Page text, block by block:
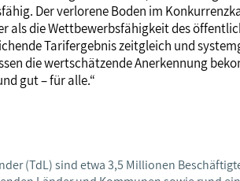
Der verlorene Boden im
als die Wettbewerbsfähigkeit des
Tarifergebnis zeitgleich und
die wertschätzende Anerkennung
gut – für alle.“
(TdL) sind etwa 3,5 Millionen